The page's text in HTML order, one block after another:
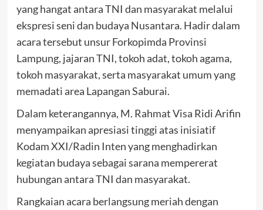
yang hangat antara TNI dan masyarakat melalui
ekspresi seni dan budaya Nusantara. Hadir dalam
acara tersebut unsur Forkopimda Provinsi
Lampung, jajaran TNI, tokoh adat, tokoh agama,
tokoh masyarakat, serta masyarakat umum yang
memadati area Lapangan Saburai.
Dalam keterangannya, M. Rahmat Visa Ridi Arifin
menyampaikan apresiasi tinggi atas inisiatif
Kodam XXI/Radin Inten yang menghadirkan
kegiatan budaya sebagai sarana mempererat
hubungan antara TNI dan masyarakat.
Rangkaian acara berlangsung meriah dengan